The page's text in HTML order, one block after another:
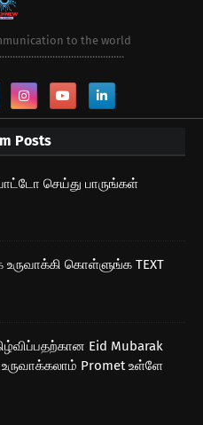
to the world
Posts
செய்து பாருங்கள்
உருவாக்கி கொள்ளுங்க TEXT
Eid Mubarak
Promet உள்ளே